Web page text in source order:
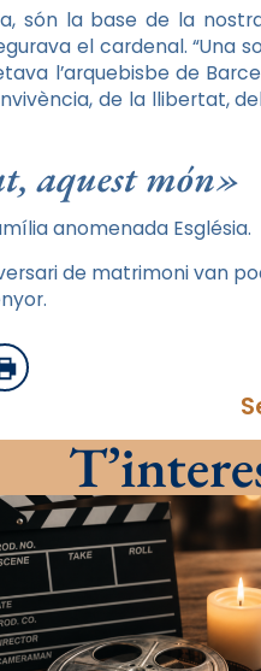
són la base de la
el cardenal. “Una
l’arquebisbe de
de la llibertat,
aquest món»
anomenada Església.
de matrimoni van
Imprimir